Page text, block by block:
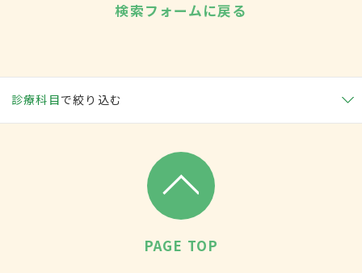
検索フォームに戻る
診療科目で絞り込む
PAGE TOP